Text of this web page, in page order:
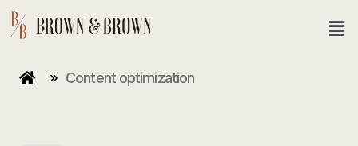
» Content optimization